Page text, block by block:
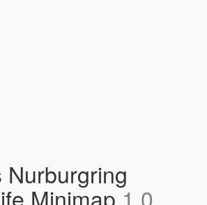
Nurburgring
Minimap1.0